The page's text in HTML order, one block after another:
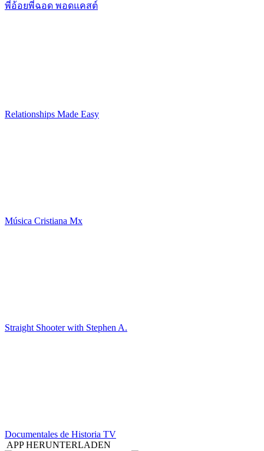
พี่อ้อยพี่ฉอด พอดแคสต์
Relationships Made Easy
Música Cristiana Mx
Straight Shooter with Stephen A.
Documentales de Historia TV
APP HERUNTERLADEN